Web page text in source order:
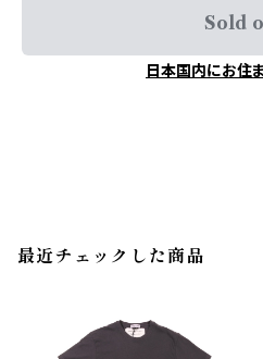
Sold
日本国内にお住
最近チェックした商品